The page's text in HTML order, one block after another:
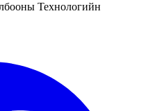
Технологийн